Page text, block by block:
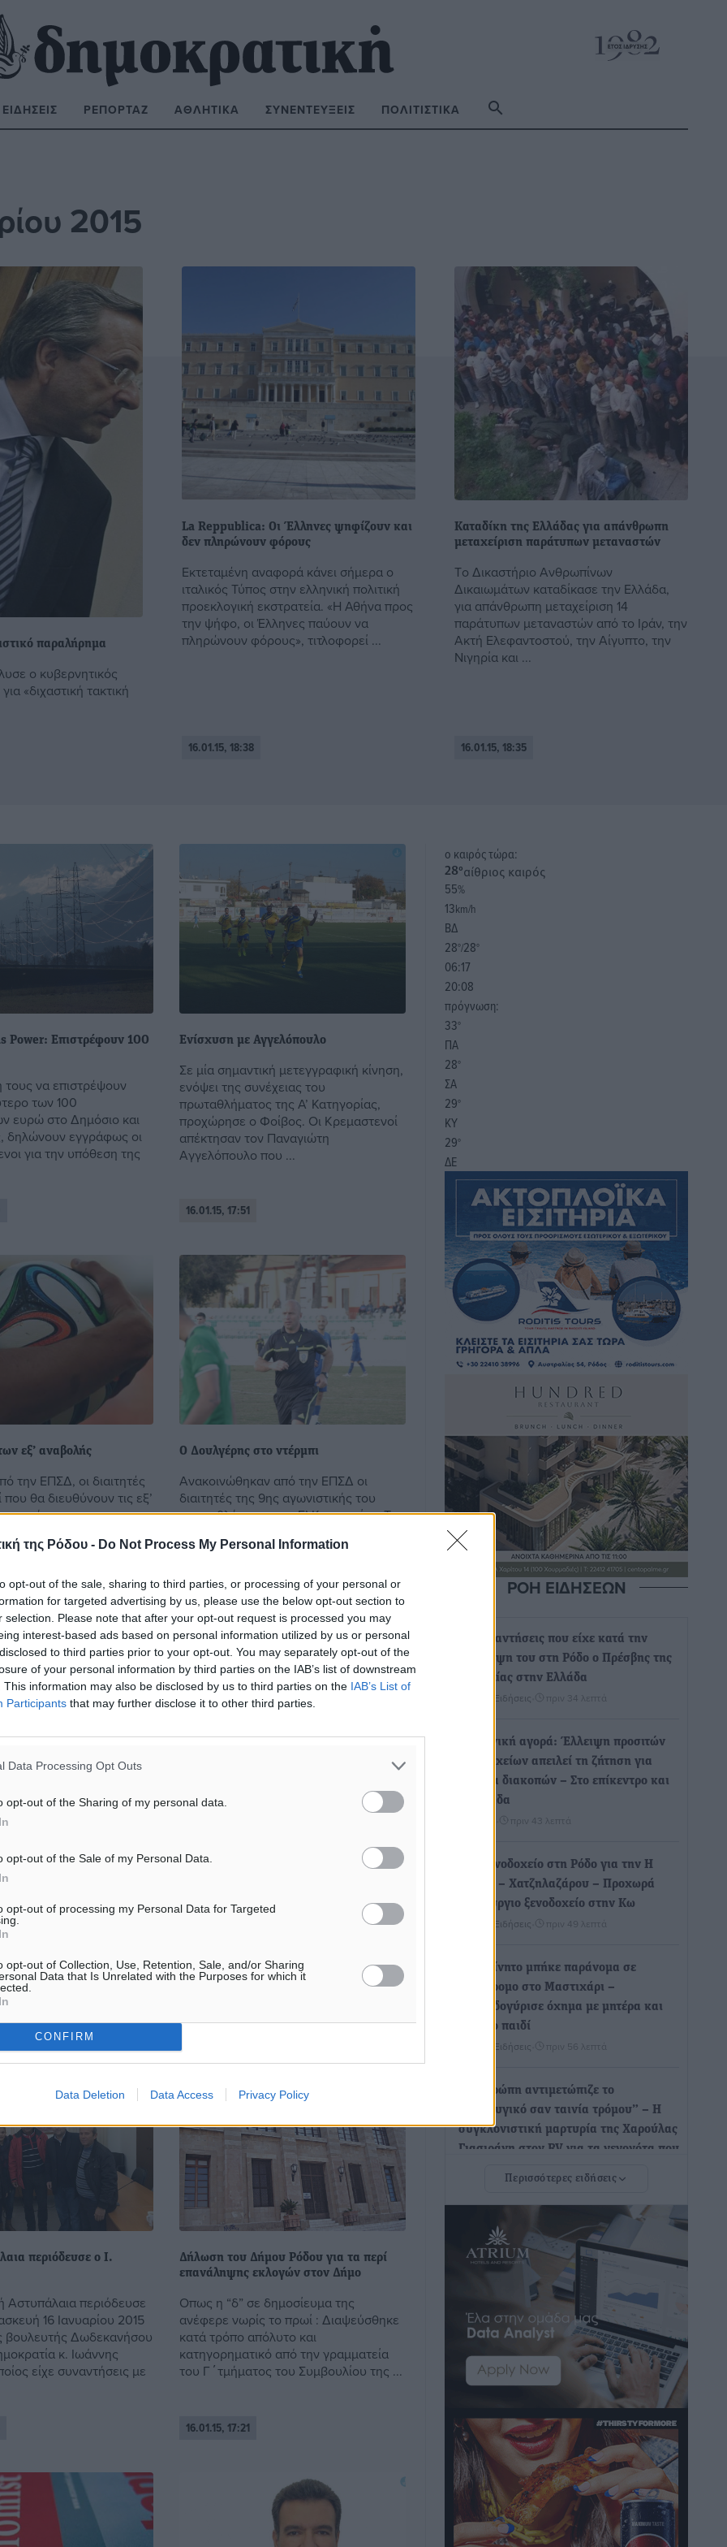
της Ρόδου - Do Not Process My Personal Information
opt-out of the sale, sharing to third parties, or processing of your personal or
for targeted advertising by us, please use the below opt-out section to
selection. Please note that after your opt-out request is processed you may
interest-based ads based on personal information utilized by us or personal
to third parties prior to your opt-out. You may separately opt-out of the
of your personal information by third parties on the IAB’s list of downstream
This information may also be disclosed by us to third parties on the IAB’s List of
Participants that may further disclose it to other third parties.
Data Processing Opt Outs
opt-out of the Sharing of my personal data.
opt-out of the Sale of my Personal Data.
opt-out of processing my Personal Data for Targeted
opt-out of Collection, Use, Retention, Sale, and/or Sharing
Data that Is Unrelated with the Purposes for which it
CONFIRM
Data Deletion Data Access Privacy Policy
ΕΙΔΉΣΕΙΣ ΡΕΠΟΡΤΆΖ ΑΘΛΗΤΙΚΆ ΣΥΝΕΝΤΕΎΞΕΙΣ ΠΟΛΙΤΙΣΤΙΚΆ
2015
παραλήρημα
ο κυβερνητικός
«διχαστική τακτική
La Reppublica: Οι Έλληνες ψηφίζουν και
δεν πληρώνουν φόρους
Εκτεταμένη αναφορά κάνει σήμερα ο
ιταλικός Τύπος στην ελληνική πολιτική
προεκλογική εκστρατεία. «Η Αθήνα προς
την ψήφο, οι Έλληνες παύουν να
πληρώνουν φόρους», τιτλοφορεί ...
16.01.15, 18:38
Καταδίκη της Ελλάδας για απάνθρωπη
μεταχείριση παράτυπων μεταναστών
Tο Δικαστήριο Ανθρωπίνων
Δικαιωμάτων καταδίκασε την Ελλάδα,
για απάνθρωπη μεταχείριση 14
παράτυπων μεταναστών από το Ιράν, την
Ακτή Ελεφαντοστού, την Αίγυπτο, την
Νιγηρία και ...
16.01.15, 18:35
Power: Επιστρέφουν 100
να επιστρέψουν
των 100
ευρώ στο Δημόσιο και
δηλώνουν εγγράφως οι
για την υπόθεση της
Ενίσχυση με Αγγελόπουλο
Σε μία σημαντική μετεγγραφική κίνηση,
ενόψει της συνέχειας του
πρωταθλήματος της Α’ Κατηγορίας,
προχώρησε ο Φοίβος. Οι Κρεμαστενοί
απέκτησαν τον Παναγιώτη
Αγγελόπουλο που ...
16.01.15, 17:51
εξ’ αναβολής
την ΕΠΣΔ, οι διαιτητές
που θα διευθύνουν τις εξ’
του
ομίλους της Ρόδου,
Ο Δουλγέρης στο ντέρμπι
Ανακοινώθηκαν από την ΕΠΣΔ οι
διαιτητές της 9ης αγωνιστικής του
πρωταθλήματος της Γ’ Κατηγορίας. Το
την Κυριακή, στο γήπεδο Δαματριάς,
16.01.15, 17:44
Λέρου υποδέχθηκαν
εκφράζοντάς του
τους για τον
έντιμο αγώνα του των
Επιβεβαιώνει η γερμανική κυβέρνηση
επαφές με ΣΥΡΙΖΑ
πληροφορία της Süddeutsche Zeitung,
υφυπουργό Εργασίας Γεργκ Άσμουσεν
και ...
περιόδευσε ο Ι.
Αστυπάλαια περιόδευσε
16 Ιανυαρίου 2015
βουλευτής Δωδεκανήσου
κ. Ιωάννης
είχε συναντήσεις με
Δήλωση του Δήμου Ρόδου για τα περί
επανάληψης εκλογών στον Δήμο
Οπως η “δ” σε δημοσίευμα της
ανέφερε νωρίς το πρωί : Διαψεύσθηκε
κατά τρόπο απόλυτο και
κατηγορηματικό από την γραμματεία
του Γ΄τμήματος του Συμβουλίου της ...
16.01.15, 17:21
o καιρός τώρα:
28°αίθριος καιρός
55%
13km/h
ΒΔ
28°/28°
06:17
20:08
πρόγνωση:
33°
ΠΑ
28°
ΣΑ
29°
ΚΥ
29°
ΔΕ
ΡΟΗ ΕΙΔΗΣΕΩΝ
Οι συναντήσεις που είχε κατά την
επίσκεψη του στη Ρόδο ο Πρέσβης της
Βραζιλίας στην Ελλάδα
Τοπικές Ειδήσεις πριν 34 λεπτά
Γερμανική αγορά: Έλλειψη προσιτών
ξενοδοχείων απειλεί τη ζήτηση για
πακέτα διακοπών – Στο επίκεντρο και
η Ελλάδα
πριν 43 λεπτά
Νέο ξενοδοχείο στη Ρόδο για την H
Hotels – Χατζηλαζάρου – Προχωρά
καινούργιο ξενοδοχείο στην Κω
Τοπικές Ειδήσεις πριν 49 λεπτά
Αυτοκίνητο μπήκε παράνομα σε
μονόδρομο στο Μαστιχάρι –
Αναποδογύρισε όχημα με μητέρα και
5χρονο παιδί
Τοπικές Ειδήσεις πριν 56 λεπτά
“Η Ευρώπη αντιμετώπιζε το
προσφυγικό σαν ταινία τρόμου” – Η
συγκλονιστική μαρτυρία της Χαρούλας
Γιασιράνη στον RV για τα γεγονότα που
Τοπικές Ειδήσεις πριν 1 ώρα
Συναυλία με τον Γιάννη Κότσιρα στις
21 Αυγούστου
Πολιτιστικά πριν 1 ώρα
Έκτακτη συνεδρίαση της Δημοτικής
Επιτροπής Ρόδου αύριο Παρασκευή 7
Αυγούστου
Τοπικές Ειδήσεις• πριν 1 ώρα
ΑΕΡΑ: Δεν σταματάει να ενισχύεται,
νέο απόκτημα ο Μητρόπουλος
Αθλητικά πριν 2 ώρες
Κλεάνθης: Δουλειές μετά ευχαριστιών
στο γήπεδο, ατομικό για δύο
Αθλητικά• πριν 2 ώρες
Περισσότερες ειδήσεις